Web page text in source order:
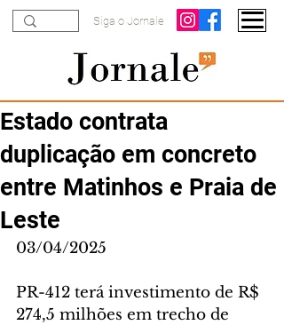
Siga o Jornale
Estado contrata
duplicação em concreto
entre Matinhos e Praia de
Leste
03/04/2025
PR-412 terá investimento de R$
274,5 milhões em trecho de